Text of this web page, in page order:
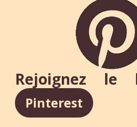
Rejoignez le
Pinterest